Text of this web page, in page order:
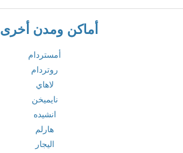
أماكن ومدن أخرى
أمستردام
روتردام
لاهاي
نايميخن
انشيده
هارلم
اليجار